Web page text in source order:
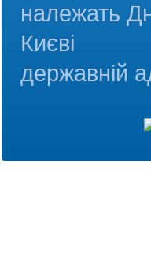
належать
Києві